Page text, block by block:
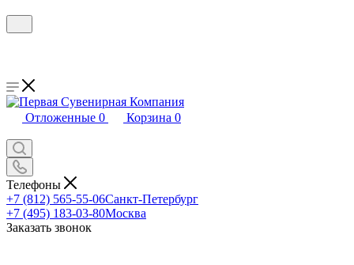
Отложенные 0 Корзина 0
Телефоны
+7 (812) 565-55-06Санкт-Петербург
+7 (495) 183-03-80Москва
Заказать звонок